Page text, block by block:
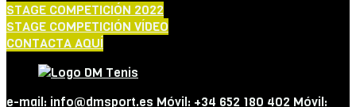
STAGE COMPETICIÓN 2022
STAGE COMPETICIÓN VÍDEO
CONTACTA AQUÍ
e-mail: info@dmsport.es Móvil: +34 652 180 402 Móvil: